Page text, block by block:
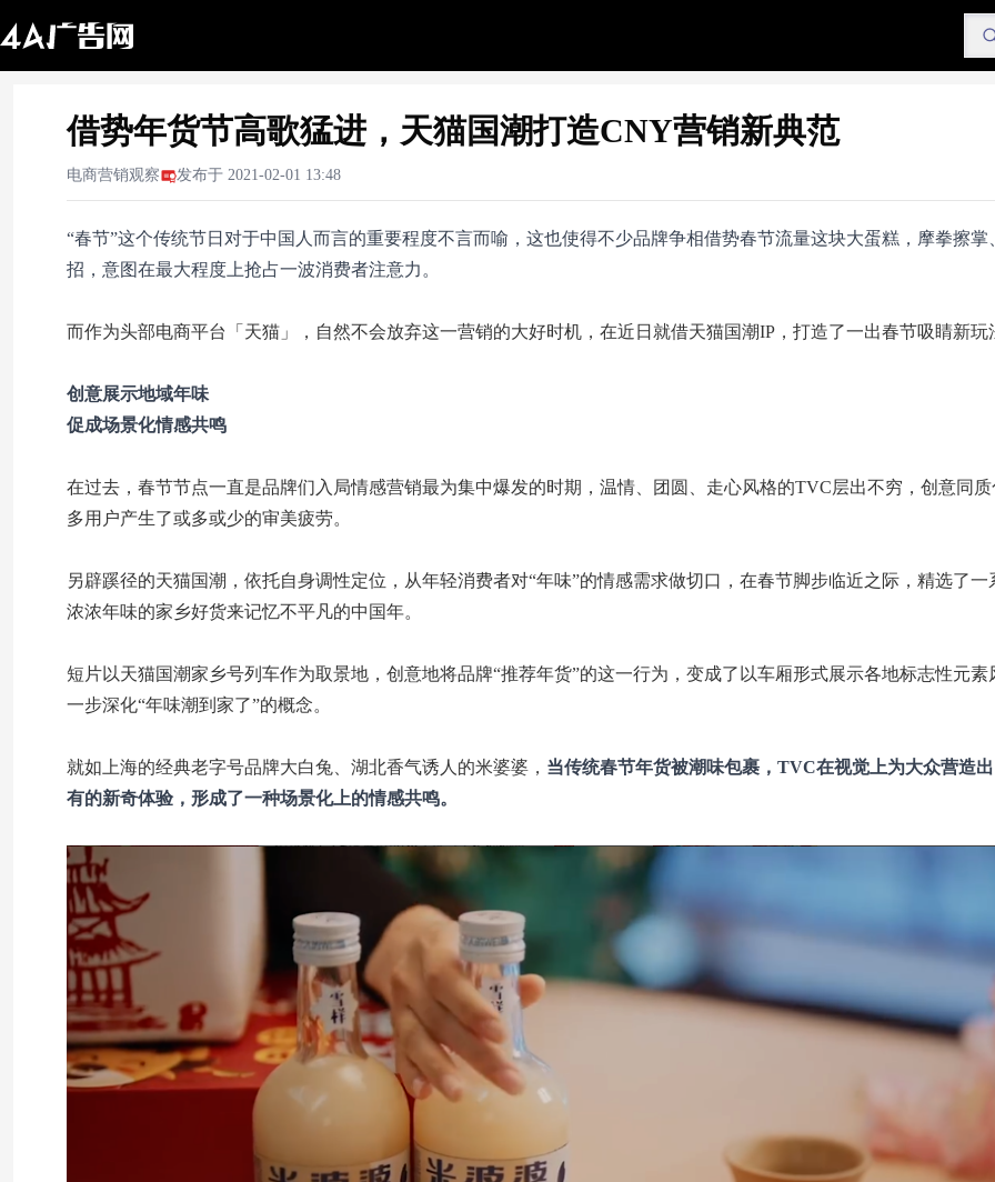
借势年货节高歌猛进，天猫国潮打造CNY营销新典范
电商营销观察 发布于 2021-02-01 13:48
“春节”这个传统节日对于中国人而言的重要程度不言而喻，这也使得不少品牌争相借势春节流量这块大蛋糕，摩拳擦掌
招，意图在最大程度上抢占一波消费者注意力。
而作为头部电商平台「天猫」，自然不会放弃这一营销的大好时机，在近日就借天猫国潮IP，打造了一出春节吸睛新玩
创意展示地域年味
促成场景化情感共鸣
在过去，春节节点一直是品牌们入局情感营销最为集中爆发的时期，温情、团圆、走心风格的TVC层出不穷，创意同
多用户产生了或多或少的审美疲劳。
另辟蹊径的天猫国潮，依托自身调性定位，从年轻消费者对“年味”的情感需求做切口，在春节脚步临近之际，精选了一
浓浓年味的家乡好货来记忆不平凡的中国年。
短片以天猫国潮家乡号列车作为取景地，创意地将品牌“推荐年货”的这一行为，变成了以车厢形式展示各地标志性元素
一步深化“年味潮到家了”的概念。
就如上海的经典老字号品牌大白兔、湖北香气诱人的米婆婆， 当传统春节年货被潮味包裹，TVC在视觉上为大众营造
有的新奇体验，形成了一种场景化上的情感共鸣。